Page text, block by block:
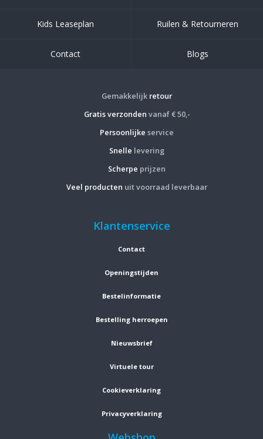
Kids Leaseplan Ruilen & Retourneren
Contact Blogs
Gemakkelijk retour
Gratis verzonden vanaf € 50,-
Persoonlijke service
Snelle levering
Scherpe prijzen
Veel producten uit voorraad leverbaar
Klantenservice
Contact
Openingstijden
Bestelinformatie
Bestelling herroepen
Nieuwsbrief
Virtuele tour
Cookieverklaring
Privacyverklaring